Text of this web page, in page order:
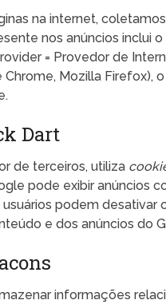
na internet,
nos anúncios inclui
= Provedor de
Mozilla Firefox),
Dart
de terceiros, utiliza
pode exibir anúncios
podem desativar
e dos anúncios do
informações